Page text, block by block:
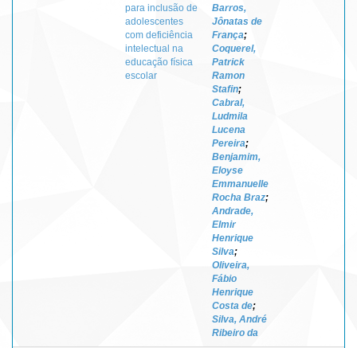
para inclusão de
adolescentes
com deficiência
intelectual na
educação física
escolar
Barros,
Jônatas de
França;
Coquerel,
Patrick
Ramon
Stafin;
Cabral,
Ludmila
Lucena
Pereira;
Benjamim,
Eloyse
Emmanuelle
Rocha Braz;
Andrade,
Elmir
Henrique
Silva;
Oliveira,
Fábio
Henrique
Costa de;
Silva, André
Ribeiro da